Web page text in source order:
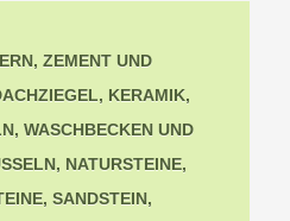
ZEMENT UND
KERAMIK,
WASCHBECKEN UND
NATURSTEINE,
SANDSTEIN,